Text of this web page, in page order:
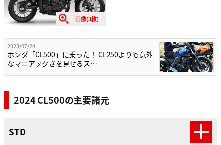
画像(3枚)
2023/07/24
ホンダ「CL500」に乗った！ CL250よりも意外
なマニアックさを見せるス…
2024 CL500の主要諸元
STD